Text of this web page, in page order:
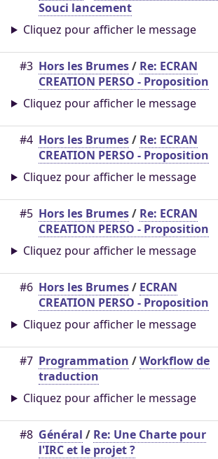
Souci lancement
Cliquez pour afficher le message
#3 Hors les Brumes/ Re: ECRAN
CREATION PERSO - Proposition
Cliquez pour afficher le message
#4 Hors les Brumes/ Re: ECRAN
CREATION PERSO - Proposition
Cliquez pour afficher le message
#5 Hors les Brumes/ Re: ECRAN
CREATION PERSO - Proposition
Cliquez pour afficher le message
#6 Hors les Brumes/ ECRAN
CREATION PERSO - Proposition
Cliquez pour afficher le message
#7 Programmation /Workflow de
traduction
Cliquez pour afficher le message
#8 Général / Re: Une Charte pour
l'IRC et le projet ?